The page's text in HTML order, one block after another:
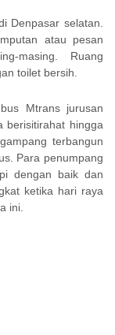
Denpasar selatan.
atau pesan
masing. Ruang
toilet bersih.
Mtrans jurusan
berisitirahat hingga
terbangun
Para penumpang
dengan baik dan
ketika hari raya
ini.